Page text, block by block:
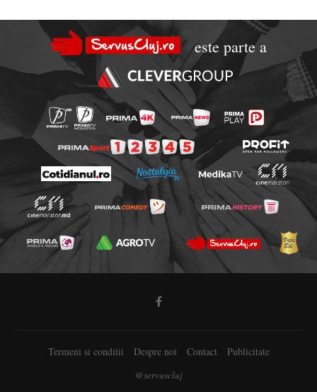
este parte a
Termeni si conditii Despre noi Contact Publicitate
@servuscluj